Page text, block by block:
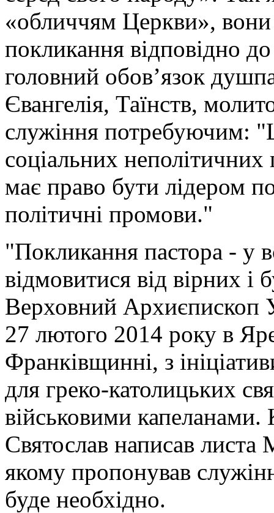
«обличчям Церкви»,
покликання відповідно
головний обов’язок
Євангелія, Таїнств,
служіння потребуючим:
соціальних
має право бути лідером
політичні промови."
"Покликання пастора - у
відмовитися від вірних
Верховний Архиєпископ
27 лютого 2014 року в
Франківщинні, з
для греко-католицьких
військовими
Святослав написав листа
якому пропонував
буде необхідно.